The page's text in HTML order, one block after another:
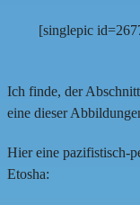
[singlepic
Ich finde, der
eine dieser
Hier eine pazifistisch-
Etosha: